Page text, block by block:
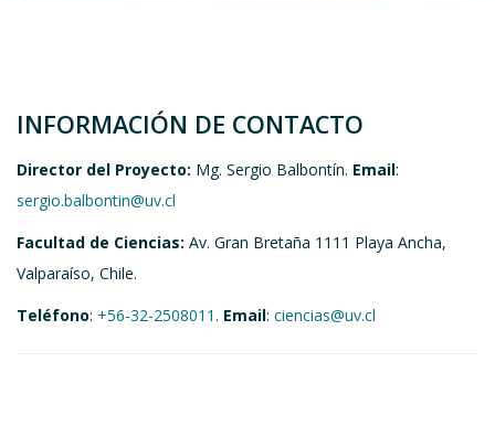
INFORMACIÓN DE CONTACTO
Director del Proyecto: Mg. Sergio Balbontín. Email:
sergio.balbontin@uv.cl
Facultad de Ciencias: Av. Gran Bretaña 1111 Playa Ancha,
Valparaíso, Chile.
Teléfono: +56-32-2508011. Email: ciencias@uv.cl